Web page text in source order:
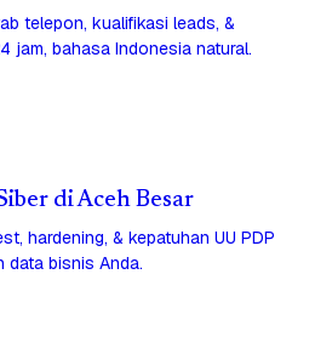
telepon, kualifikasi leads, &
bahasa Indonesia natural.
di Aceh Besar
hardening, & kepatuhan UU PDP
data bisnis Anda.